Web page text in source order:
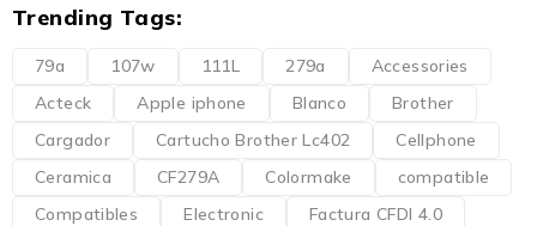
Trending Tags:
79a 107w 111L 279a
Accessories
Acteck
Apple iphone Blanco
Brother
Cargador
Cartucho Brother Lc402
Cellphone
Ceramica
CF279A Colormake
compatible
Compatibles
Electronic
Factura CFDI 4.0